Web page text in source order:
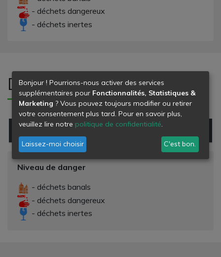
- déchets dangereux
- déchets inertes
Déchets refusés
Niveau de danger
- déchets banals
- déchets dangereux
- déchets inertes
Bonjour ! Pourrions-nous activer des services
supplémentaires pour Fonctionnalités, Statistiques &
Marketing ? Vous pouvez toujours modifier ou retirer
votre consentement plus tard. Pour en savoir plus,
veuillez lire notre politique de confidentialité.
Laissez-moi choisir C'est bon.